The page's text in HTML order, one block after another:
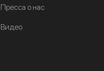
Пресса о нас
Видео